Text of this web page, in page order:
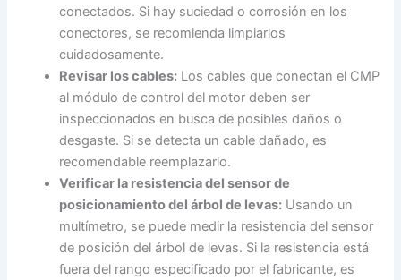
conectados. Si hay suciedad o corrosión en los
conectores, se recomienda limpiarlos
cuidadosamente.
Revisar los cables: Los cables que conectan el CMP
al módulo de control del motor deben ser
inspeccionados en busca de posibles daños o
desgaste. Si se detecta un cable dañado, es
recomendable reemplazarlo.
Verificar la resistencia del sensor de
posicionamiento del árbol de levas: Usando un
multímetro, se puede medir la resistencia del sensor
de posición del árbol de levas. Si la resistencia está
fuera del rango especificado por el fabricante, es